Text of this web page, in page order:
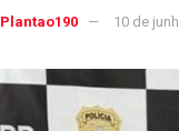
Plantao190 10 de